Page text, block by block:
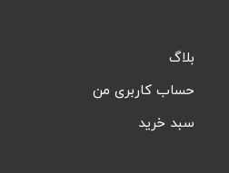
بلاگ
حساب کاربری من
سبد خرید